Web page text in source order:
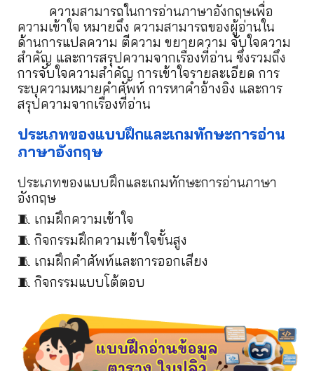
ความสามารถในการอ่านภาษาอังกฤษเพื่อ
ความเข้าใจ หมายถึง ความสามารถของผู้อ่านใน
ด้านการแปลความ ตีความ ขยายความ จับใจความ
สำคัญ และการสรุปความจากเรื่องที่อ่าน ซึ่งรวมถึง
การจับใจความสำคัญ การเข้าใจรายละเอียด การ
ระบุความหมายคำศัพท์ การหาคำอ้างอิง และการ
สรุปความจากเรื่องที่อ่าน
ประเภทของแบบฝึกและเกมทักษะการอ่าน
ภาษาอังกฤษ
ประเภทของแบบฝึกและเกมทักษะการอ่านภาษา
อังกฤษ
🧵 เกมฝึกความเข้าใจ
🧵กิจกรรมฝึกความเข้าใจขั้นสูง
🧵 เกมฝึกคำศัพท์และการออกเสียง
🧵กิจกรรมแบบโต้ตอบ